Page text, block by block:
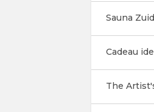
Sauna
Cadeau
The